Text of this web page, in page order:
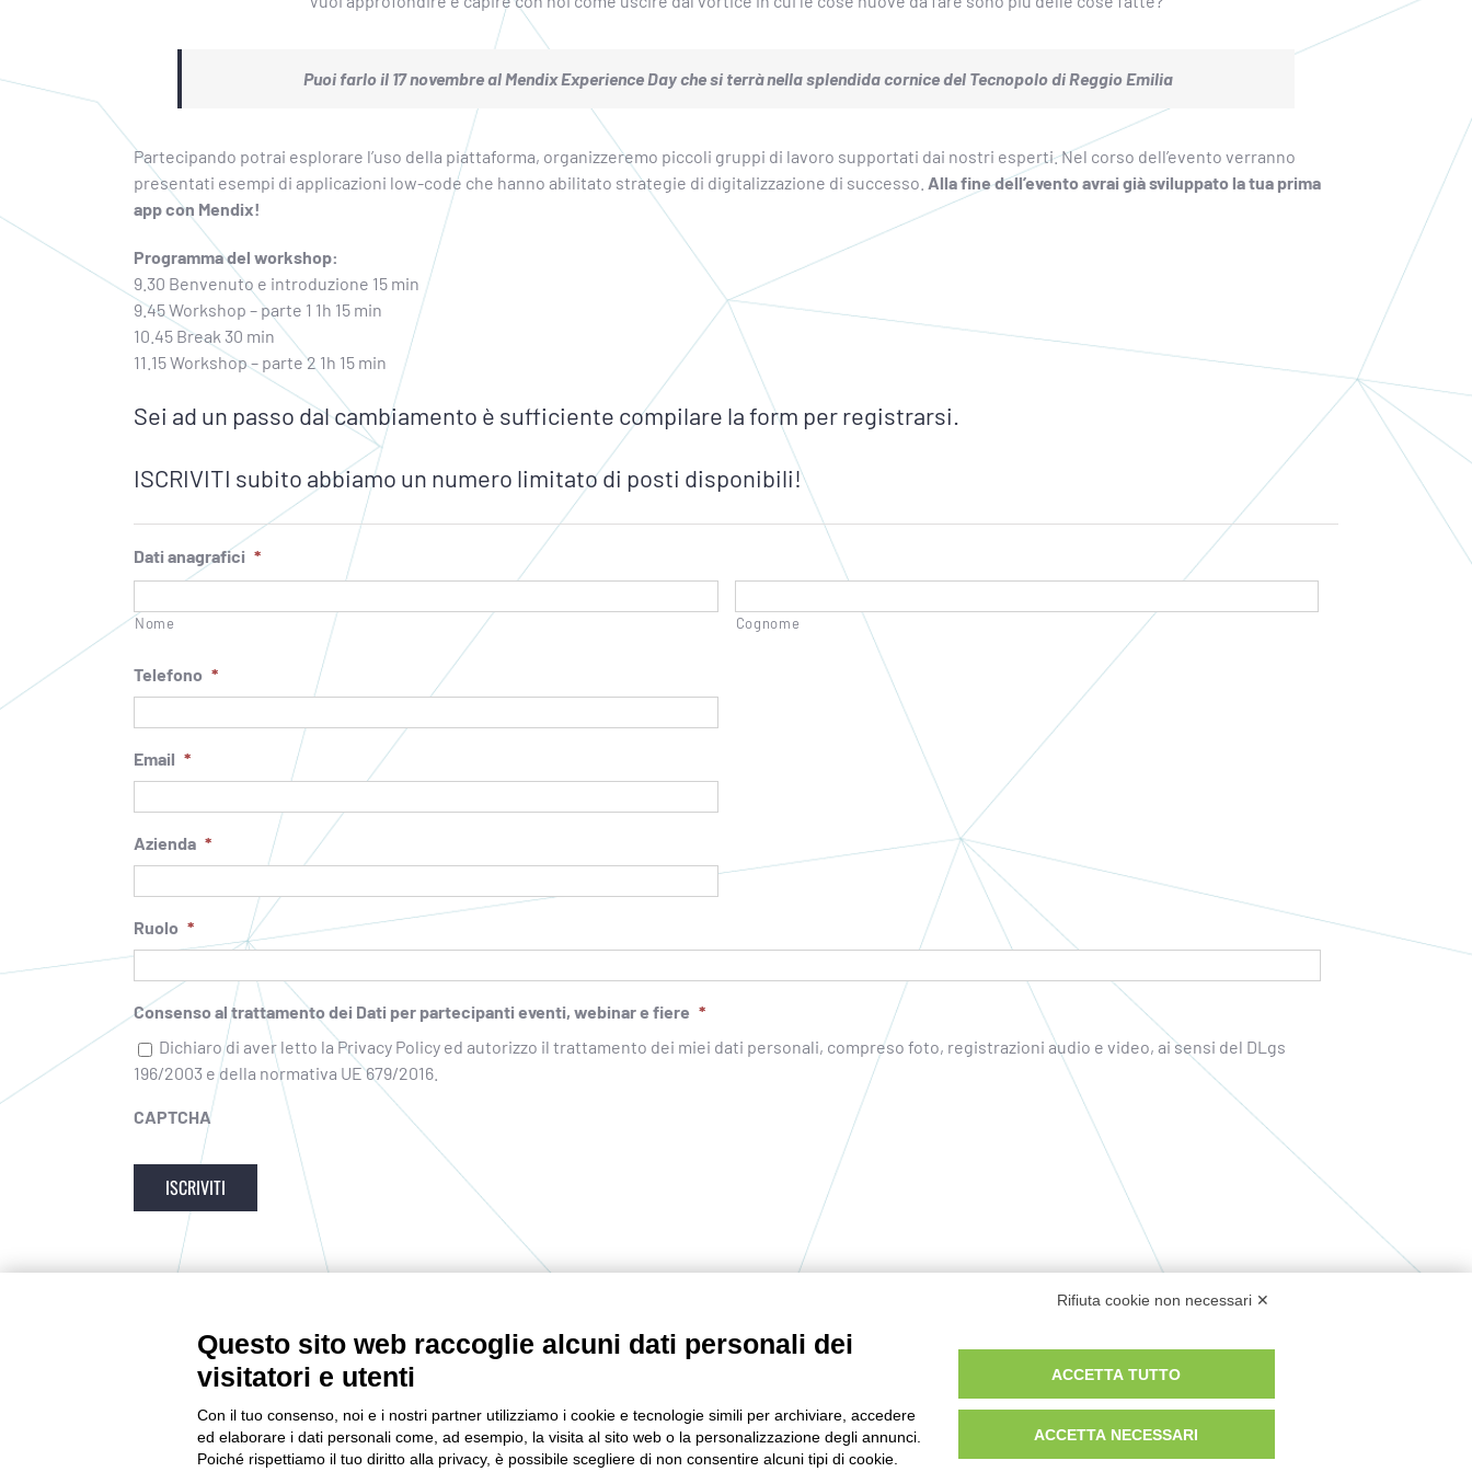
Puoi farlo il 17 novembre al Mendix Experience Day che si terrà nella splendida cornice del Tecnopolo di Reggio Emilia
Partecipando potrai esplorare l’uso della piattaforma, organizzeremo piccoli gruppi di lavoro supportati dai nostri esperti. Nel corso dell’evento verranno
presentati esempi di applicazioni low-code che hanno abilitato strategie di digitalizzazione di successo. Alla fine dell’evento avrai già sviluppato la tua prima
app con Mendix!
Programma del workshop:
9.30 Benvenuto e introduzione 15 min
9.45 Workshop – parte 1 1h 15 min
10.45 Break 30 min
11.15 Workshop – parte 2 1h 15 min
Sei ad un passo dal cambiamento è sufficiente compilare la form per registrarsi.
ISCRIVITI subito abbiamo un numero limitato di posti disponibili!
Dati anagrafici *
Nome Cognome
Telefono *
Email *
Azienda *
Ruolo *
Consenso al trattamento dei Dati per partecipanti eventi, webinar e fiere *
Dichiaro di aver letto la Privacy Policy ed autorizzo il trattamento dei miei dati personali, compreso foto, registrazioni audio e video, ai sensi del DLgs
196/2003 e della normativa UE 679/2016.
CAPTCHA
CONTATTACI
E-mail:
info@netribegroup.com
Rifiuta cookie non necessari ✕
Questo sito web raccoglie alcuni dati personali dei
visitatori e utenti
Con il tuo consenso, noi e i nostri partner utilizziamo i cookie e tecnologie simili per archiviare, accedere
ed elaborare i dati personali come, ad esempio, la visita al sito web o la personalizzazione degli annunci.
Poiché rispettiamo il tuo diritto alla privacy, è possibile scegliere di non consentire alcuni tipi di cookie.
ACCETTA TUTTO
ACCETTA NECESSARI